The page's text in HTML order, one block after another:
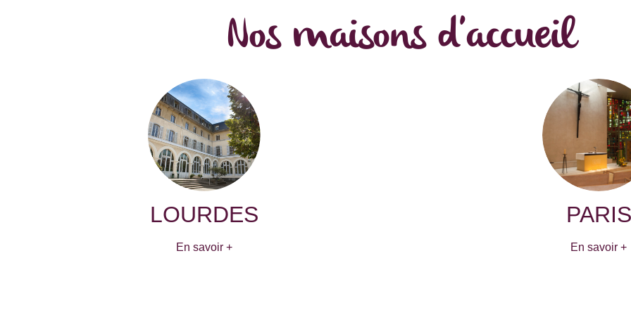
Nos maisons d'accueil
LOURDES
En savoir +
PARIS
En savoir +